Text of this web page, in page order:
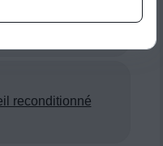
reconditionné